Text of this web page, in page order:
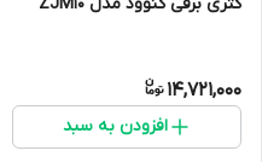
14,721,000
افزودن به سبد